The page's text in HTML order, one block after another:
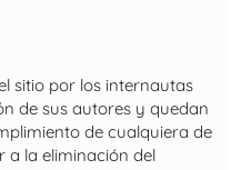
sitio por los internautas
de sus autores y quedan
de cualquiera de
a la eliminación del